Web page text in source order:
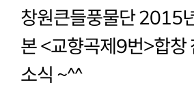
창원큰들풍물단 2015
본 <교향곡제9번>합창
소식 ~^^